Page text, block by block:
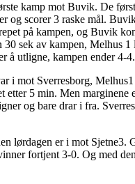
kamp mot Buvik. De
og scorer 3 raske mål.
på kampen, og Buvik
sek av kampen, Melhus 1
å utligne, kampen ender 4-4.
i mot Sverresborg,
etter 5 min. Men marginene
og bare drar i fra.
lørdagen er i mot Sjetne3.
fortjent 3-0. Og med